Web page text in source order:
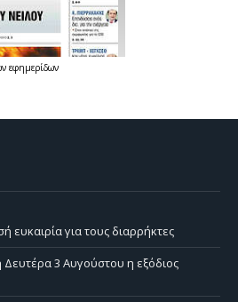
εφημερίδων
ευκαιρία για τους διαρρήκτες
Δευτέρα 3 Αυγούστου η εξόδιος